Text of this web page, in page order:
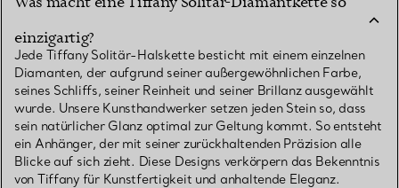
einzigartig?
Jede Tiffany Solitär-Halskette besticht mit einem einzelnen
Diamanten, der aufgrund seiner außergewöhnlichen Farbe,
seines Schliffs, seiner Reinheit und seiner Brillanz ausgewählt
wurde. Unsere Kunsthandwerker setzen jeden Stein so, dass
sein natürlicher Glanz optimal zur Geltung kommt. So entsteht
ein Anhänger, der mit seiner zurückhaltenden Präzision alle
Blicke auf sich zieht. Diese Designs verkörpern das Bekenntnis
von Tiffany für Kunstfertigkeit und anhaltende Eleganz.